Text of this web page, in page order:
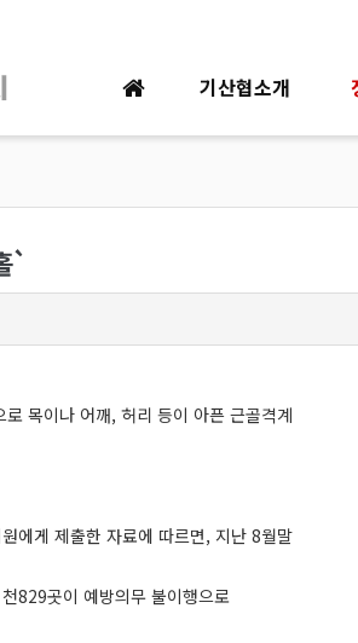
기산협소개
`
목이나 어깨, 허리 등이 아픈 근골격계
에게 제출한 자료에 따르면, 지난 8월말
829곳이 예방의무 불이행으로